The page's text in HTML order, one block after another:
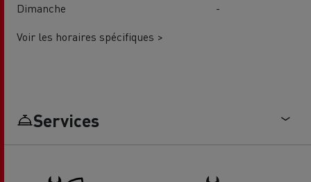
Dimanche
-
Voir les horaires spécifiques >
Services